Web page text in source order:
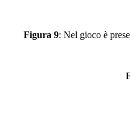
Figura 9: Nel gioco è